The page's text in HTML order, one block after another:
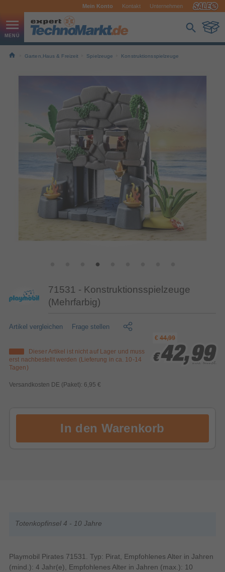
Mein Konto Kontakt Unternehmen
Garten,Haus & Freizeit Spielzeuge Konstruktionsspielzeuge
71531 - Konstruktionsspielzeuge
(Mehrfarbig)
Artikel vergleichen Frage stellen
Dieser Artikel ist nicht auf Lager und muss
erst nachbestellt werden (Lieferung in ca. 10-14
Tagen)
Versandkosten DE (Paket): 6,95 €
€ 44,99
€ 42,99
€ 42,99
€ 42,99
inkl. MwSt.
Totenkopfinsel 4 - 10 Jahre
Playmobil Pirates 71531. Typ: Pirat, Empfohlenes Alter in Jahren
(mind.): 4 Jahr(e), Empfohlenes Alter in Jahren (max.): 10